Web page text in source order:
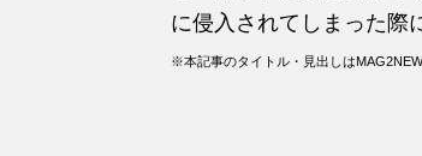
に侵入されてしまった際
※本記事のタイトル・見出しは